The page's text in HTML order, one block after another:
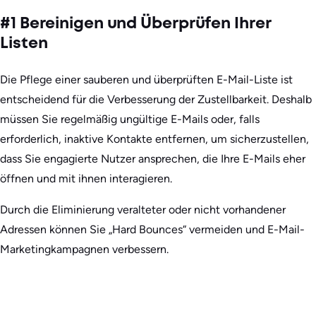
#1 Bereinigen und Überprüfen Ihrer
Listen
Die Pflege einer sauberen und überprüften E-Mail-Liste ist
entscheidend für die Verbesserung der Zustellbarkeit. Deshalb
müssen Sie regelmäßig ungültige E-Mails oder, falls
erforderlich, inaktive Kontakte entfernen, um sicherzustellen,
dass Sie engagierte Nutzer ansprechen, die Ihre E-Mails eher
öffnen und mit ihnen interagieren.
Durch die Eliminierung veralteter oder nicht vorhandener
Adressen können Sie „Hard Bounces“ vermeiden und E-Mail-
Marketingkampagnen verbessern.